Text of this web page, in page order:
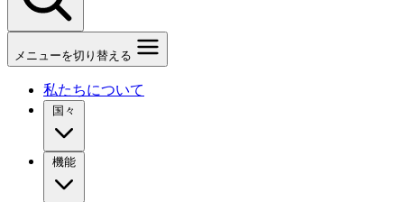
メニューを切り替える
私たちについて
国々
機能